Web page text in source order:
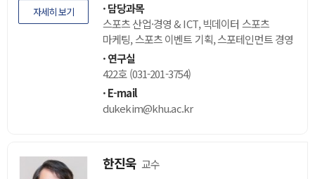
담당과목
스포츠 산업·경영 & ICT, 빅데이터 스포츠
마케팅, 스포츠 이벤트 기획, 스포테인먼트 경영
연구실
422호 (031-201-3754)
E-mail
dukekim@khu.ac.kr
자세히 보기
한진욱 교수